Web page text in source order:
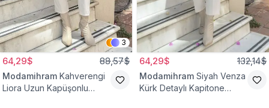
3
64,29$ 88,57$
Modamihram Kahverengi
Liora Uzun Kapüşonlu
64,29$ 132,14$
Modamihram Siyah Venza
Kürk Detaylı Kapitone